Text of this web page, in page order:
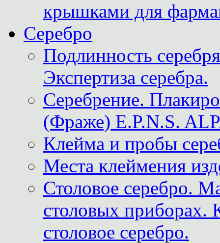
крышками для
Серебро
Подлинность
Экспертиза серебра.
Серебрение.
(Фраже) E.P.N.S.
Клейма и пробы
Места клеймения
Столовое серебро.
столовых приборах.
столовое серебро.